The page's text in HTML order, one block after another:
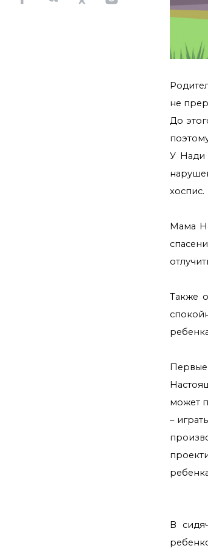
не
До
У Нади
хоспис.
Мама
Также
Первые
может
–
В